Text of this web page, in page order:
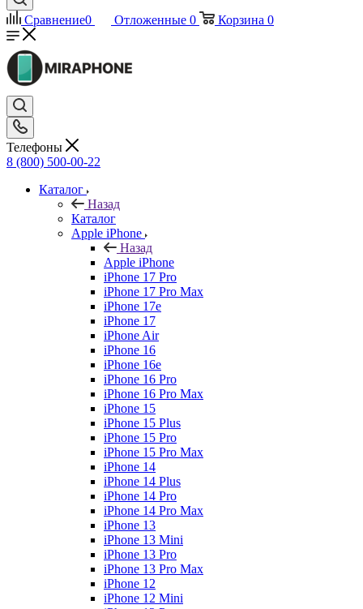
Сравнение0 Отложенные 0 Корзина 0
Телефоны
8 (800) 500-00-22
Каталог
Назад
Каталог
Apple iPhone
Назад
Apple iPhone
iPhone 17 Pro
iPhone 17 Pro Max
iPhone 17e
iPhone 17
iPhone Air
iPhone 16
iPhone 16e
iPhone 16 Pro
iPhone 16 Pro Max
iPhone 15
iPhone 15 Plus
iPhone 15 Pro
iPhone 15 Pro Max
iPhone 14
iPhone 14 Plus
iPhone 14 Pro
iPhone 14 Pro Max
iPhone 13
iPhone 13 Mini
iPhone 13 Pro
iPhone 13 Pro Max
iPhone 12
iPhone 12 Mini